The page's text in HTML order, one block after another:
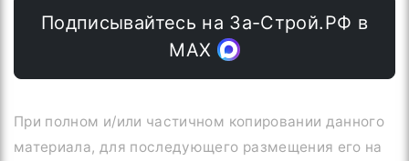
Подписывайтесь на За-Строй.РФ в
МАХ
При полном и/или частичном копировании данного
материала, для последующего размещения его на